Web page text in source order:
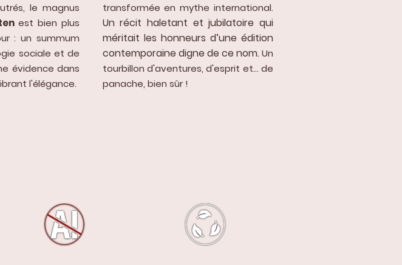
le magnus
est bien plus
: un summum
sociale et de
évidence dans
l'élégance.
transformée en mythe international.
Un récit haletant et jubilatoire qui
méritait les honneurs d’une édition
contemporaine digne de ce nom.Un
tourbillon d'aventures, d'esprit et... de
panache, bien sûr !